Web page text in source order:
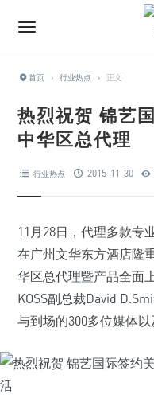
首页 › 行业热点 › 正文
热烈祝贺 锦艺
中华区总代理
行业热点 2015-11-30
11月28日，代理多款专
在广州文华东方酒店隆
华区总代理暨产品全面
KOSS副总裁David
与到场的300多位媒体